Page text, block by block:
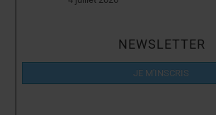
NEWSLETTER
JE M'INSCRIS